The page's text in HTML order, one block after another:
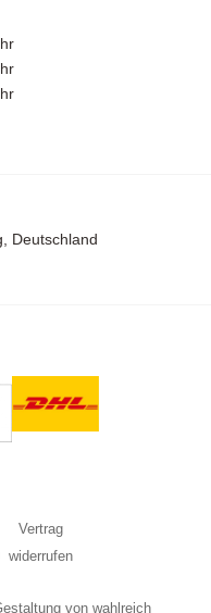
Deutschland
von wahlreich
Vertrag
widerrufen